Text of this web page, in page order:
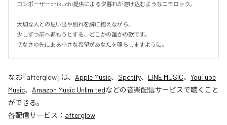
コンポーザーchikuchi提供による夕暮れが溶け込むようなエモロック。
大切な人との思い出や別れを胸に抱えながら、
少しずつ前へ進もうとする、どこかの誰かの歌です。
切なさの先にある小さな希望があなたを照らしますように。
なお「afterglow」は、 Apple Music、 Spotify、 LINE MUSIC、 YouTube
Music、 Amazon Music Unlimitedなどの音楽配信サービスで聴くこと
ができる。
各配信サービス： afterglow